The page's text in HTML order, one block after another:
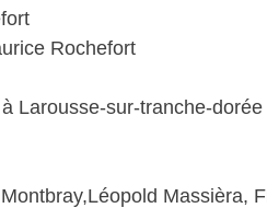
Rochefort
Larousse-sur-tranche-
Massièra,